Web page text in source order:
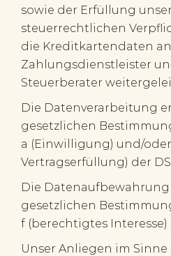
sowie der Erfüllung
steuerrechtlichen
die Kreditkartendaten
Zahlungsdienstleister
Steuerberater
Die Datenverarbeitung
gesetzlichen
a (Einwilligung) und/
Vertragserfüllung) der
Die
gesetzlichen
f (berechtigtes Interesse)
Unser Anliegen im Sinne